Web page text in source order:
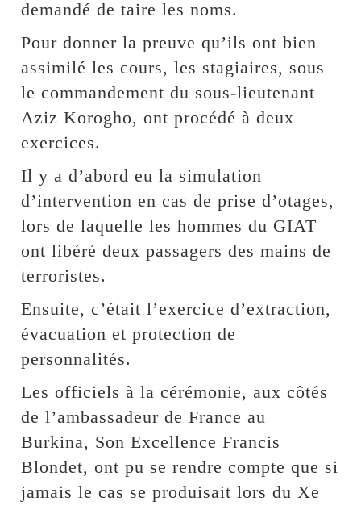
demandé de taire les noms.
Pour donner la preuve qu’ils ont bien
assimilé les cours, les stagiaires, sous
le commandement du sous-lieutenant
Aziz Korogho, ont procédé à deux
exercices.
Il y a d’abord eu la simulation
d’intervention en cas de prise d’otages,
lors de laquelle les hommes du GIAT
ont libéré deux passagers des mains de
terroristes.
Ensuite, c’était l’exercice d’extraction,
évacuation et protection de
personnalités.
Les officiels à la cérémonie, aux côtés
de l’ambassadeur de France au
Burkina, Son Excellence Francis
Blondet, ont pu se rendre compte que si
jamais le cas se produisait lors du Xe